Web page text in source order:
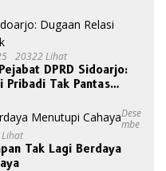
20322 Lihat
DPRD Sidoarjo:
Pribadi Tak Pantas
Dese
Mbe
Tak Lagi Berdaya